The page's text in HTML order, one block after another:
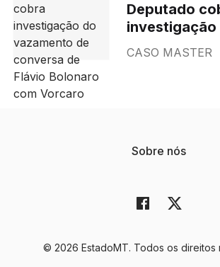
Deputado
investigação
vazamento
de Flávio
CASO MASTER
© 2026 EstadoMT. Todos os direitos
Sobre nós